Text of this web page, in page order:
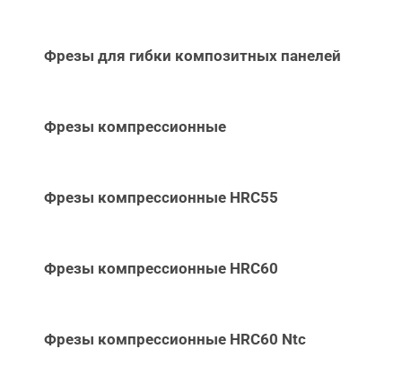
Фрезы для гибки композитных панелей
Фрезы компрессионные
Фрезы компрессионные HRC55
Фрезы компрессионные HRC60
Фрезы компрессионные HRC60 Ntc